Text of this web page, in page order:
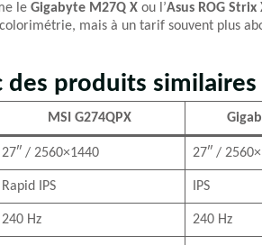
le Gigabyte M27Q X ou l’Asus ROG Strix
mais à un tarif souvent plus
des produits similaires
MSI G274QPX
27″ / 2560×1440 27″ /
Rapid IPS IPS
240 Hz 240 Hz